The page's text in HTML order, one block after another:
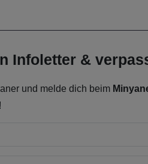
Infoletter &
und melde dich beim